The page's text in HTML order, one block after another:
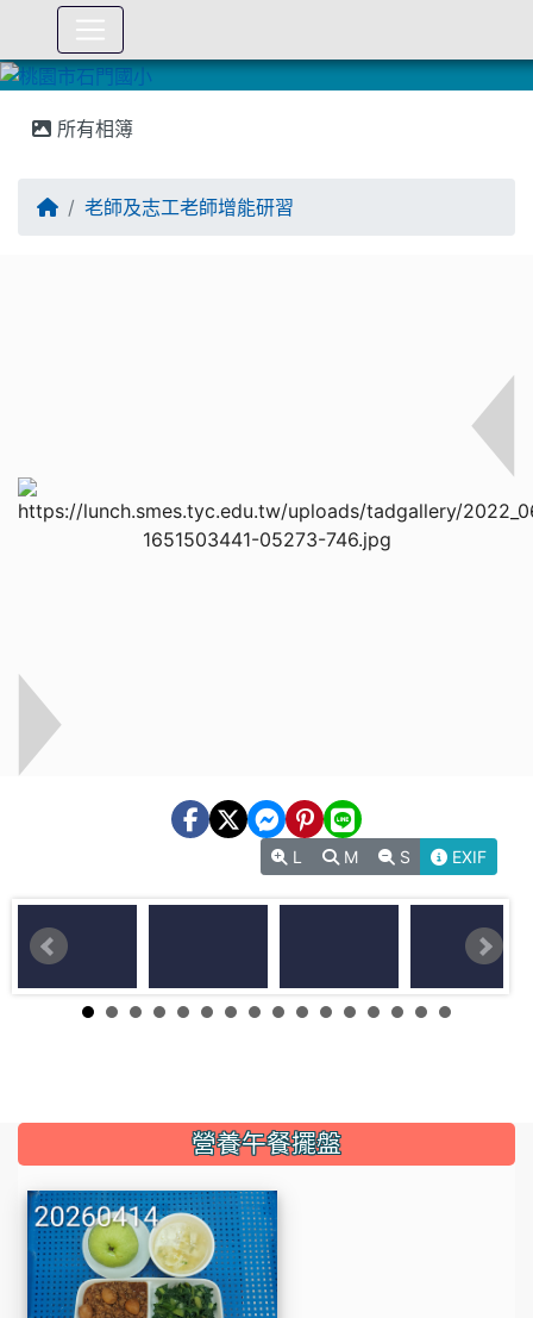
所有相簿
老師及志工老師增能研習
L M S EXIF
::: 營養午餐擺盤